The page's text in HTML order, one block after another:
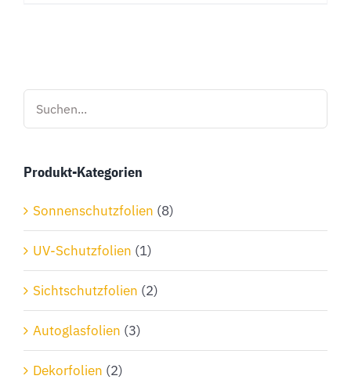
Die
können
Produktseite
gewählt
werden
Produkt-Kategorien
Sonnenschutzfolien (8)
UV-Schutzfolien (1)
Sichtschutzfolien (2)
Autoglasfolien (3)
Dekorfolien (2)